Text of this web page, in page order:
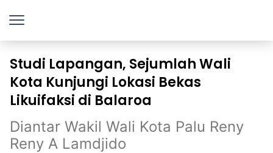
Studi Lapangan, Sejumlah Wali
Kota Kunjungi Lokasi Bekas
Likuifaksi di Balaroa
Diantar Wakil Wali Kota Palu Reny
Reny A Lamdjido